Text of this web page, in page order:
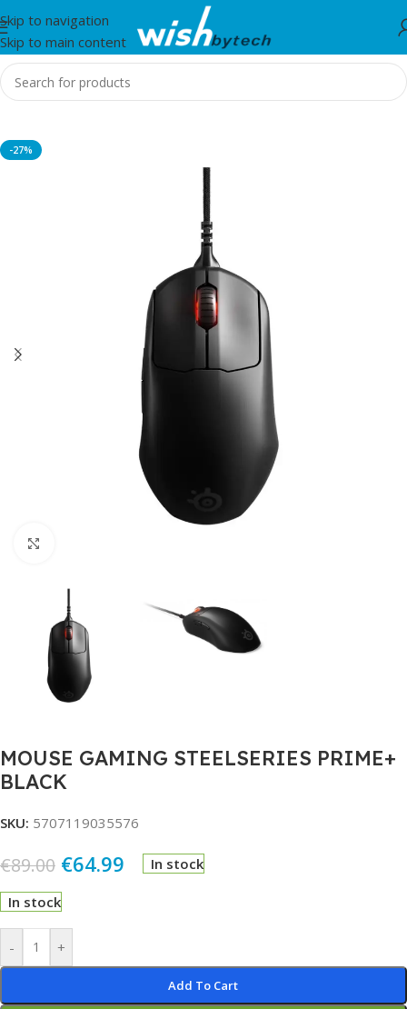
Skip to navigation
Skip to main content
Home/Steelseries
-27%
MOUSE GAMING STEELSERIES PRIME+
BLACK
SKU: 5707119035576
€89.00 €64.99 In stock
In stock
- +
Add To Cart
Alternative: